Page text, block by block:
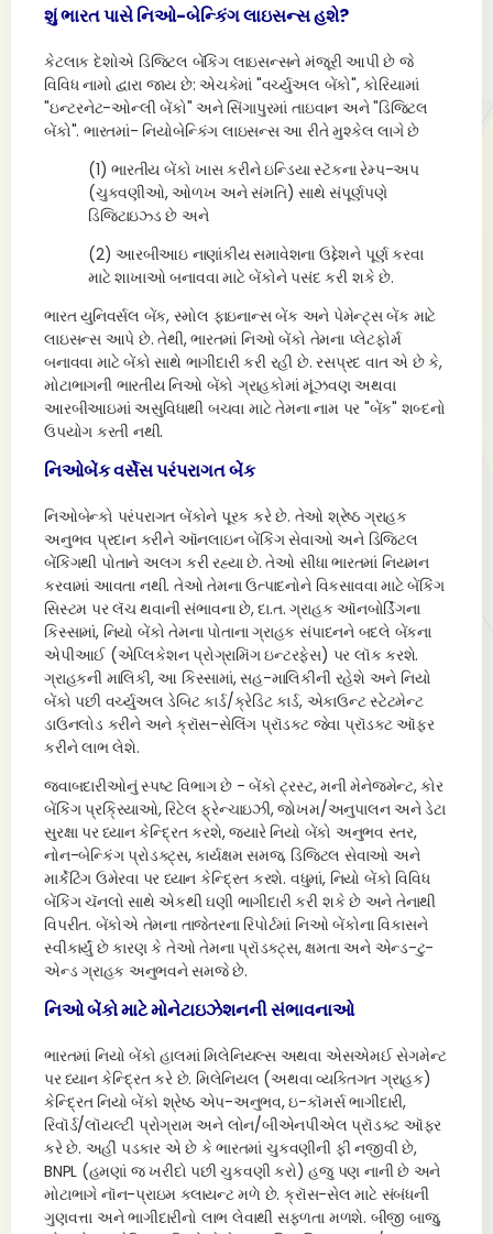
શું ભારત પાસે નિઓ-બેન્કિંગ લાઇસન્સ હશે?
કેટલાક દેશોએ ડિજિટલ બેંકિંગ લાઇસન્સને મંજૂરી આપી છે જે
વિવિધ નામો દ્વારા જાય છે: એચકેમાં "વર્ચ્યુઅલ બેંકો", કોરિયામાં
"ઇન્ટરનેટ-ઓન્લી બેંકો" અને સિંગાપુરમાં તાઇવાન અને "ડિજિટલ
બેંકો". ભારતમાં- નિયોબેન્કિંગ લાઇસન્સ આ રીતે મુશ્કેલ લાગે છે
(1) ભારતીય બેંકો ખાસ કરીને ઇન્ડિયા સ્ટૅકના રેમ્પ-અપ
(ચુકવણીઓ, ઓળખ અને સંમતિ) સાથે સંપૂર્ણપણે
ડિજિટાઇઝ્ડ છે અને
(2) આરબીઆઇ નાણાંકીય સમાવેશના ઉદ્દેશને પૂર્ણ કરવા
માટે શાખાઓ બનાવવા માટે બેંકોને પસંદ કરી શકે છે.
ભારત યુનિવર્સલ બેંક, સ્મોલ ફાઇનાન્સ બેંક અને પેમેન્ટ્સ બેંક માટે
લાઇસન્સ આપે છે. તેથી, ભારતમાં નિઓ બેંકો તેમના પ્લેટફોર્મ
બનાવવા માટે બેંકો સાથે ભાગીદારી કરી રહી છે. રસપ્રદ વાત એ છે કે,
મોટાભાગની ભારતીય નિઓ બેંકો ગ્રાહકોમાં મૂંઝવણ અથવા
આરબીઆઇમાં અસુવિધાથી બચવા માટે તેમના નામ પર "બેંક" શબ્દનો
ઉપયોગ કરતી નથી.
નિઓબેંક વર્સેસ પરંપરાગત બેંક
નિઓબેન્કો પરંપરાગત બેંકોને પૂરક કરે છે. તેઓ શ્રેષ્ઠ ગ્રાહક
અનુભવ પ્રદાન કરીને ઑનલાઇન બેંકિંગ સેવાઓ અને ડિજિટલ
બેંકિંગથી પોતાને અલગ કરી રહ્યા છે. તેઓ સીધા ભારતમાં નિયમન
કરવામાં આવતા નથી. તેઓ તેમના ઉત્પાદનોને વિકસાવવા માટે બેંકિંગ
સિસ્ટમ પર લૅચ થવાની સંભાવના છે, દા.ત. ગ્રાહક ઑનબોર્ડિંગના
કિસ્સામાં, નિયો બેંકો તેમના પોતાના ગ્રાહક સંપાદનને બદલે બેંકના
એપીઆઈ (એપ્લિકેશન પ્રોગ્રામિંગ ઇન્ટરફેસ) પર લૉક કરશે.
ગ્રાહકની માલિકી, આ કિસ્સામાં, સહ-માલિકીની રહેશે અને નિયો
બેંકો પછી વર્ચ્યુઅલ ડેબિટ કાર્ડ/ક્રેડિટ કાર્ડ, એકાઉન્ટ સ્ટેટમેન્ટ
ડાઉનલોડ કરીને અને ક્રૉસ-સેલિંગ પ્રૉડક્ટ જેવા પ્રૉડક્ટ ઑફર
કરીને લાભ લેશે.
જવાબદારીઓનું સ્પષ્ટ વિભાગ છે - બેંકો ટ્રસ્ટ, મની મેનેજમેન્ટ, કોર
બેંકિંગ પ્રક્રિયાઓ, રિટેલ ફ્રેન્ચાઇઝી, જોખમ/અનુપાલન અને ડેટા
સુરક્ષા પર ધ્યાન કેન્દ્રિત કરશે, જ્યારે નિયો બેંકો અનુભવ સ્તર,
નોન-બેન્કિંગ પ્રોડક્ટ્સ, કાર્યક્ષમ સમજ, ડિજિટલ સેવાઓ અને
માર્કેટિંગ ઉમેરવા પર ધ્યાન કેન્દ્રિત કરશે. વધુમાં, નિયો બેંકો વિવિધ
બેંકિંગ ચૅનલો સાથે એકથી ઘણી ભાગીદારી કરી શકે છે અને તેનાથી
વિપરીત. બેંકોએ તેમના તાજેતરના રિપોર્ટમાં નિઓ બેંકોના વિકાસને
સ્વીકાર્યું છે કારણ કે તેઓ તેમના પ્રૉડક્ટ્સ, ક્ષમતા અને એન્ડ-ટુ-
એન્ડ ગ્રાહક અનુભવને સમજે છે.
નિઓ બેંકો માટે મોનેટાઇઝેશનની સંભાવનાઓ
ભારતમાં નિયો બેંકો હાલમાં મિલેનિયલ્સ અથવા એસએમઈ સેગમેન્ટ
પર ધ્યાન કેન્દ્રિત કરે છે. મિલેનિયલ (અથવા વ્યક્તિગત ગ્રાહક)
કેન્દ્રિત નિયો બેંકો શ્રેષ્ઠ એપ-અનુભવ, ઇ-કૉમર્સ ભાગીદારી,
રિવૉર્ડ/લૉયલ્ટી પ્રોગ્રામ અને લોન/બીએનપીએલ પ્રૉડક્ટ ઑફર
કરે છે. અહીં પડકાર એ છે કે ભારતમાં ચુકવણીની ફી નજીવી છે,
BNPL (હમણાં જ ખરીદો પછી ચુકવણી કરો) હજુ પણ નાની છે અને
મોટાભાગે નૉન-પ્રાઇમ ક્લાયન્ટ મળે છે. ક્રૉસ-સેલ માટે સંબંધની
ગુણવત્તા અને ભાગીદારીનો લાભ લેવાથી સફળતા મળશે. બીજી બાજુ,